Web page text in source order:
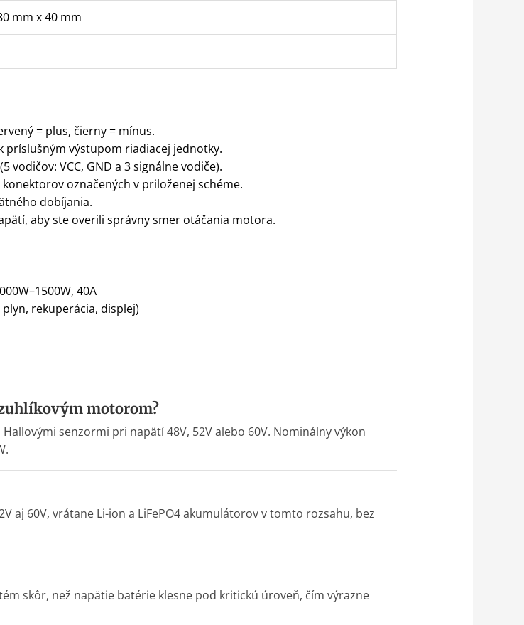
mm x 40 mm
= plus, čierny = mínus.
príslušným výstupom riadiacej jednotky.
vodičov: VCC, GND a 3 signálne vodiče).
označených v priloženej schéme.
dobíjania.
aby ste overili správny smer otáčania motora.
40A
rekuperácia, displej)
motorom?
senzormi pri napätí 48V, 52V alebo 60V. Nominálny výkon
aj 60V, vrátane Li-ion a LiFePO4 akumulátorov v tomto rozsahu, bez
skôr, než napätie batérie klesne pod kritickú úroveň, čím výrazne